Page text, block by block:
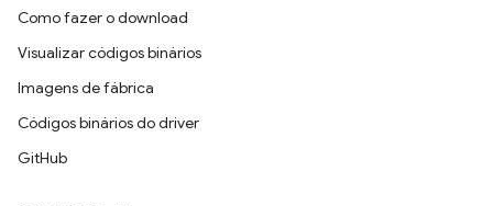
Como fazer o download
Visualizar códigos binários
Imagens de fábrica
Códigos binários do driver
GitHub